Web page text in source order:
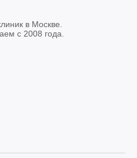
в Москве.
с 2008 года.